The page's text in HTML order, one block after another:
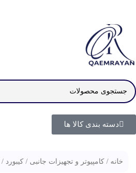
دسته بندی کالا ها
خانه کامپیوتر و تجهیزات جانبی کیبورد